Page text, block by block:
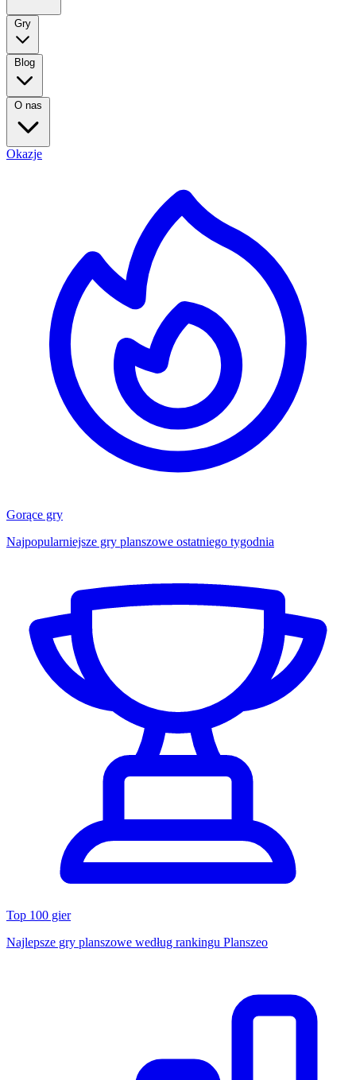
Gry
Blog
O nas
Okazje
Gorące gry
Najpopularniejsze gry planszowe ostatniego tygodnia
Top 100 gier
Najlepsze gry planszowe według rankingu Planszeo